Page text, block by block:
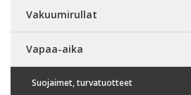
Vakuumirullat
Vapaa-aika
Suojaimet, turvatuotteet